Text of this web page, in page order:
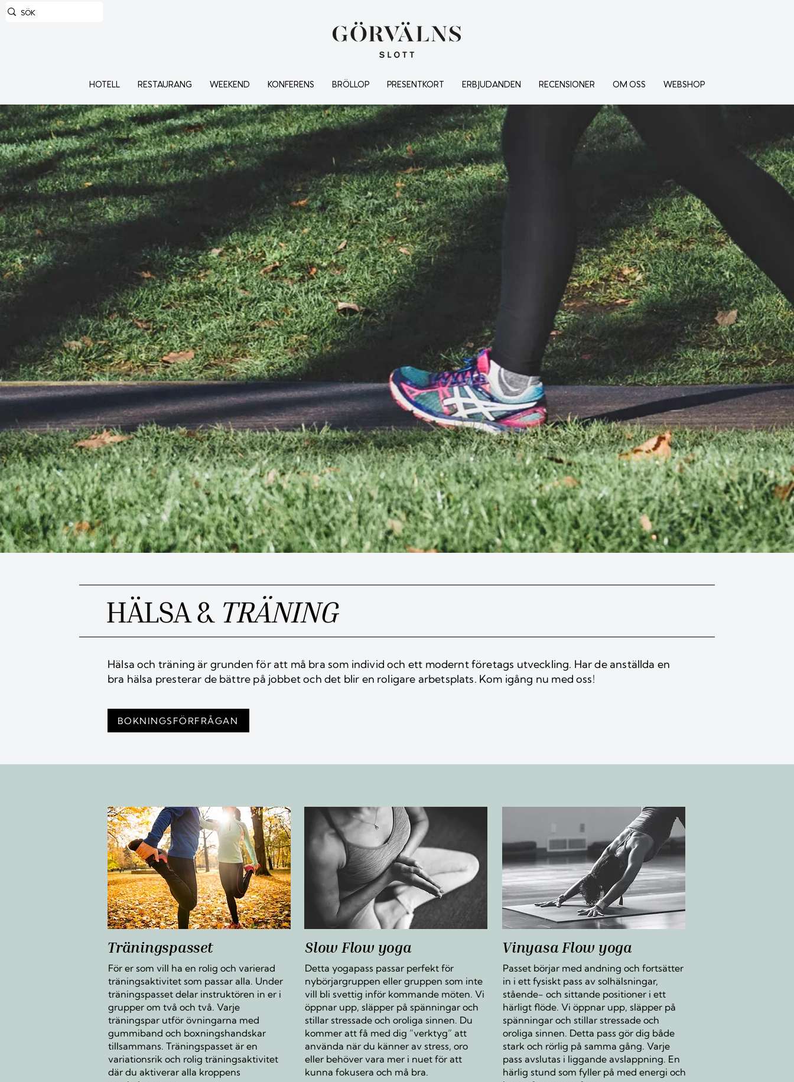
HOTELL RESTAURANG WEEKEND KONFERENS BRÖLLOP PRESENTKORT ERBJUDANDEN RECENSIONER OM OSS WEBSHOP
HÄLSA & TRÄNING
Hälsa och träning är grunden för att må bra som individ och ett modernt företags utveckling. Har de anställda en
bra hälsa presterar de bättre på jobbet och det blir en roligare arbetsplats. Kom igång nu med oss!
BOKNINGSFÖRFRÅGAN
Träningspasset
För er som vill ha en rolig och varierad
träningsaktivitet som passar alla. Under
träningspasset delar instruktören in er i
grupper om två och två. Varje
träningspar utför övningarna med
gummiband och boxningshandskar
tillsammans. Träningspasset är en
variationsrik och rolig träningsaktivitet
där du aktiverar alla kroppens
Slow Flow yoga
Detta yogapass passar perfekt för
nybörjargruppen eller gruppen som inte
vill bli svettig inför kommande möten. Vi
öppnar upp, släpper på spänningar och
stillar stressade och oroliga sinnen. Du
kommer att få med dig ”verktyg” att
använda när du känner av stress, oro
eller behöver vara mer i nuet för att
kunna fokusera och må bra.
Vinyasa Flow yoga
Passet börjar med andning och fortsätter
in i ett fysiskt pass av solhälsningar,
stående- och sittande positioner i ett
härligt flöde. Vi öppnar upp, släpper på
spänningar och stillar stressade och
oroliga sinnen. Detta pass gör dig både
stark och rörlig på samma gång. Varje
pass avslutas i liggande avslappning. En
härlig stund som fyller på med energi och